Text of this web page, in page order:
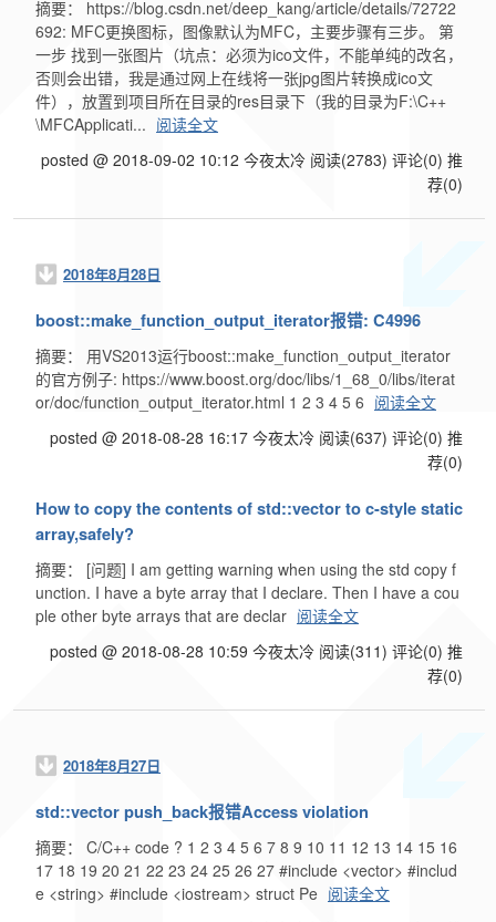
摘要： https://blog.csdn.net/deep_kang/article/details/72722
692: MFC更换图标，图像默认为MFC，主要步骤有三步。 第
一步 找到一张图片（坑点：必须为ico文件，不能单纯的改名，
否则会出错，我是通过网上在线将一张jpg图片转换成ico文
件），放置到项目所在目录的res目录下（我的目录为F:\C++
\MFCApplicati... 阅读全文
posted @ 2018-09-02 10:12 今夜太冷 阅读(2783) 评论(0) 推
荐(0)
2018年8月28日
boost::make_function_output_iterator报错: C4996
摘要： 用VS2013运行boost::make_function_output_iterator
的官方例子: https://www.boost.org/doc/libs/1_68_0/libs/iterat
or/doc/function_output_iterator.html 1 2 3 4 5 6 阅读全文
posted @ 2018-08-28 16:17 今夜太冷 阅读(637) 评论(0) 推
荐(0)
How to copy the contents of std::vector to c-style static
array,safely?
摘要： [问题] I am getting warning when using the std copy f
unction. I have a byte array that I declare. Then I have a cou
ple other byte arrays that are declar 阅读全文
posted @ 2018-08-28 10:59 今夜太冷 阅读(311) 评论(0) 推
荐(0)
2018年8月27日
std::vector push_back报错Access violation
摘要： C/C++ code ? 1 2 3 4 5 6 7 8 9 10 11 12 13 14 15 16
17 18 19 20 21 22 23 24 25 26 27 #include <vector> #includ
e <string> #include <iostream> struct Pe 阅读全文